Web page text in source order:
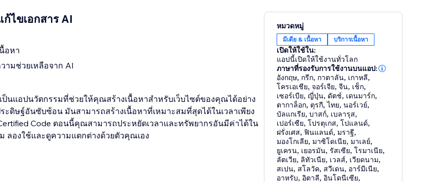
ไขเอกสาร AI
อหา
ามช่วยเหลือจาก AI
ป็นแอปนวัตกรรมที่ช่วยให้คุณสร้างเนื้อหาสำหรับเว็บไซต์ของคุณได้อย่าง
ะดิษฐ์อันซับซ้อน มันสามารถสร้างเนื้อหาที่เหมาะสมที่สุดได้ในเวลาเพียง
Code ตอนนี้คุณสามารถประหยัดเวลาและทรัพยากรอันมีค่าได้ใน
ลองใช้และดูความแตกต่างด้วยตัวคุณเอง
หมวดหมู่
มีเดีย & เนื้อหา บริการเนื้อหา
เปิดให้ใช้ใน:
แอปนี้เปิดให้ใช้งานทั่วโลก
ภาษาที่รองรับการใช้งานบนแอป:
อังกฤษ, กรีก, กาตาลัน, เกาหลี,
โครเอเชีย,จอร์เจีย,จีน, เช็ก,
เซอร์เบีย,ญี่ปุ่น, ดัตช์, เดนมาร์ก,
ตากาล็อก, ตุรกี,ไทย,นอร์เวย์,
บัลแกเรีย,บาสก์, เบลารุส,
เปอร์เซีย,โปรตุเกส,โปแลนด์,
ฝรั่งเศส,ฟินแลนด์,มราฐี,
มองโกเลีย,มาซิโดเนีย,มาเลย์,
ยูเครน, เยอรมัน,รัสเซีย,โรมาเนีย,
ลัตเวีย, ลิทัวเนีย, เวลส์, เวียดนาม,
สเปน, สโลวัค, สวีเดน, อาร์มีเนีย,
อาหรับ,อิตาลี,อินโดนีเซีย,